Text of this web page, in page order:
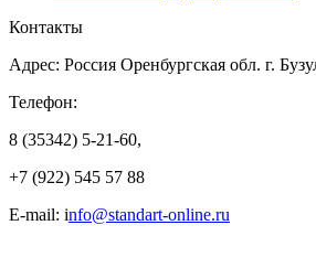
Контакты
Адрес: Россия Оренбургская обл. г.
Телефон:
8 (35342) 5-21-60,
+7 (922) 545 57 88
E-mail: info@standart-online.ru